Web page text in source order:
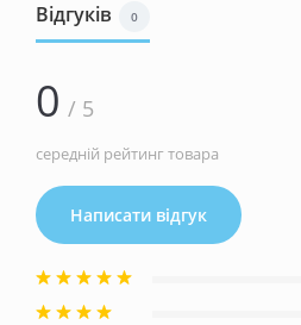
Відгуків 0
0 / 5
середній рейтинг товара
Написати відгук